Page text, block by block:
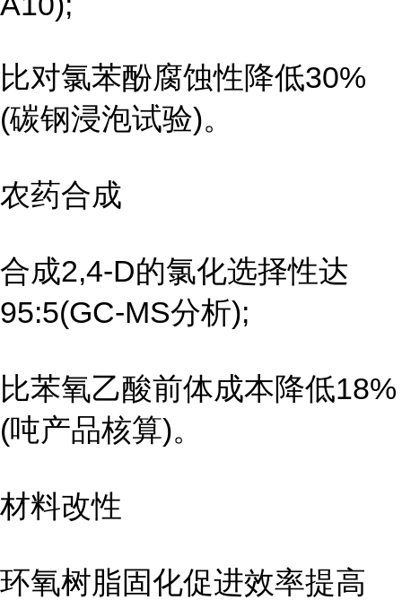
比对氯苯酚腐蚀性降低30%
(碳钢浸泡试验)。
农药合成
合成2,4-D的氯化选择性达
95:5(GC-MS分析);
比苯氧乙酸前体成本降低18%
(吨产品核算)。
材料改性
环氧树脂固化促进效率提高